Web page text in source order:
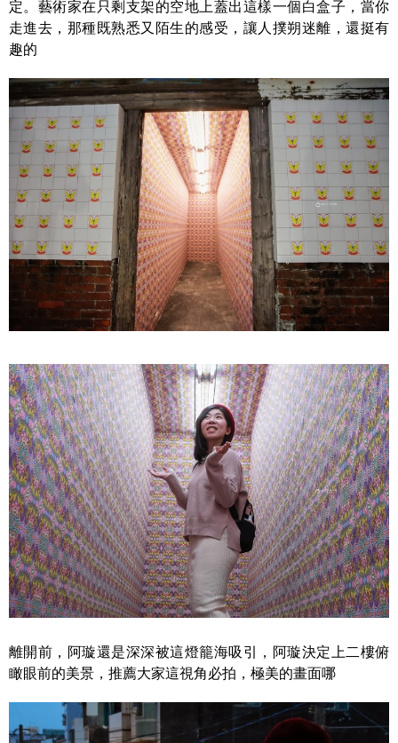
定。藝術家在只剩支架的空地上蓋出這樣一個白盒子，當你
走進去，那種既熟悉又陌生的感受，讓人撲朔迷離，還挺有
趣的
離開前，阿璇還是深深被這燈籠海吸引，阿璇決定上二樓俯
瞰眼前的美景，推薦大家這視角必拍，極美的畫面哪